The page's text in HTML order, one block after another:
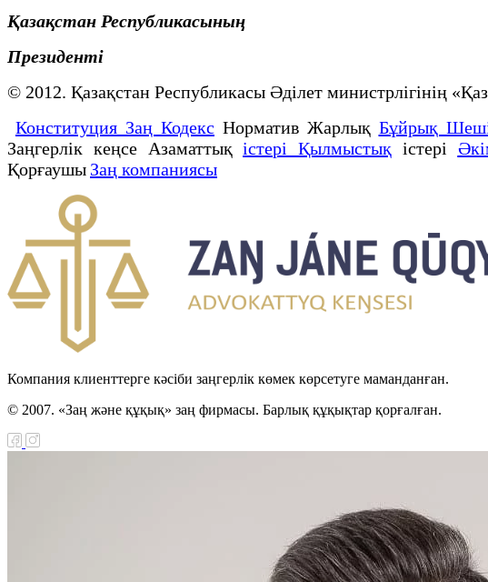
Қазақстан Республикасының
Президенті
© 2012. Қазақстан Республикасы Әділет министрлігінің
Конституция Заң Кодекс Норматив Жарлық Бұйрық
Заңгерлік кеңсе Азаматтықістері Қылмыстық істері
Қорғаушы Заң компаниясы
Компания клиенттерге кәсіби заңгерлік көмек көрсетуге маманданған.
© 2007. «Заң және құқық» заң фирмасы. Барлық құқықтар қорғалған.